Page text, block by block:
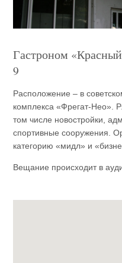
Гастроном
9
Расположение – в
комплекса «Фрегат-Нео».
том числе новостройки,
спортивные сооружения.
категорию «мидл» и
Вещание происходит в